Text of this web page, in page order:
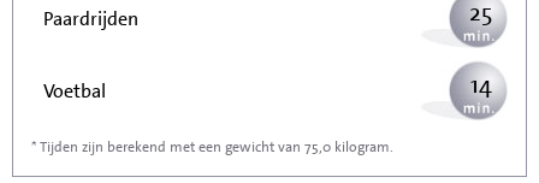
Paardrijden 25
Voetbal 14
Stofzuigen
* Tijden zijn berekend met een gewicht van 75,0 kilogram.